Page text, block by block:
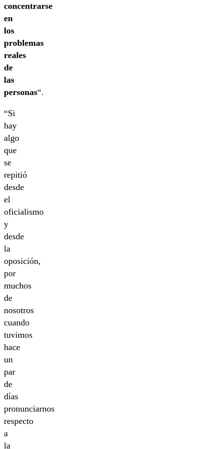
concentrarse
en
los
problemas
reales
de
las
personas“.
“Si
hay
algo
que
se
repitió
desde
el
oficialismo
y
desde
la
oposición,
por
muchos
de
nosotros
cuando
tuvimos
hace
un
par
de
días
pronunciarnos
respecto
a
la